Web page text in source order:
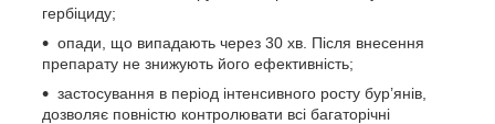
гербіциду;
опади, що випадають через 30 хв. Після внесення
препарату не знижують його ефективність;
застосування в період інтенсивного росту бур’янів,
дозволяє повністю контролювати всі багаторічні